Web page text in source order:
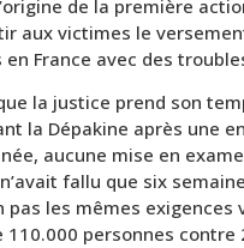
de la première
aux victimes le
France avec des
la justice prend son
la Dépakine après une
aucune mise en
fallu que six
pas les mêmes
personnes contre